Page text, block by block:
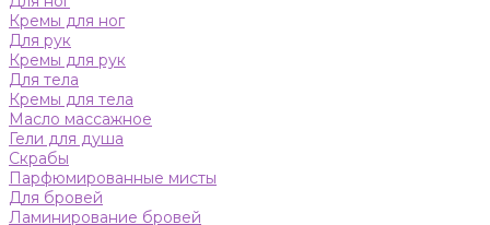
Кремы для ног
Для рук
Кремы для рук
Для тела
Кремы для тела
Масло массажное
Гели для душа
Скрабы
Парфюмированные мисты
Для бровей
Ламинирование бровей